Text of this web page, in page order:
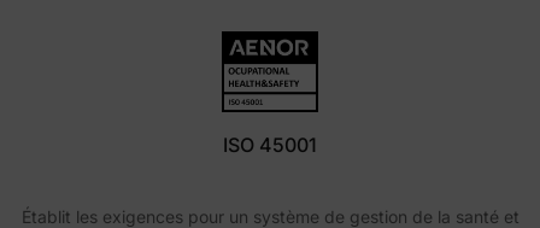
ISO 45001
Établit les exigences pour un système de gestion de la santé et